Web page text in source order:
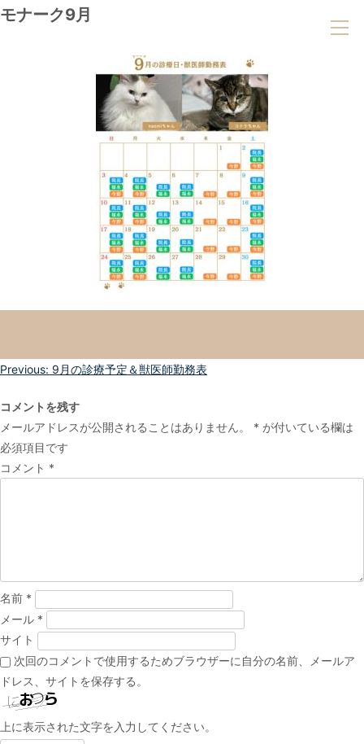
モナーク9月
投
ナ
ビ
ゲ
ー
Previous: 9月の診療予定＆獣医師勤務表
コメントを残す
メールアドレスが公開されることはありません。
* が付いている欄は
必須項目です
コメント *
名前 *
メール *
サイト
次回のコメントで使用するためブラウザーに自分の名前、メールア
ドレス、サイトを保存する。
上に表示された文字を入力してください。